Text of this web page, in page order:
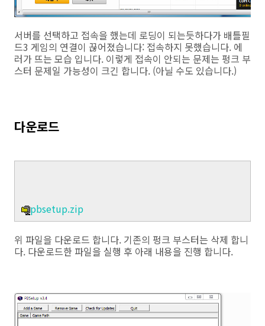
서버를 선택하고 접속을 했는데 로딩이 되는듯하다가 배틀필
드3 게임의 연결이 끊어졌습니다: 접속하지 못했습니다. 에
러가 뜨는 모습 입니다. 이렇게 접속이 안되는 문제는 펑크 부
스터 문제일 가능성이 크긴 합니다. (아닐 수도 있습니다.)
다운로드
pbsetup.zip
위 파일을 다운로드 합니다. 기존의 펑크 부스터는 삭제 합니
다. 다운로드한 파일을 실행 후 아래 내용을 진행 합니다.